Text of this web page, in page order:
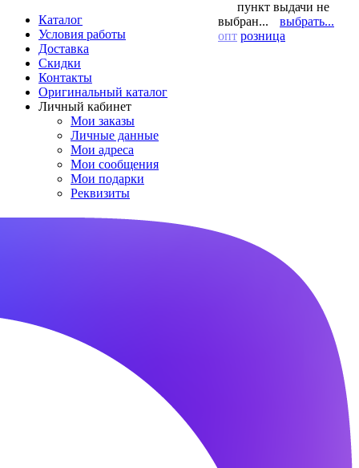
Каталог
Условия работы
Доставка
Скидки
Контакты
Оригинальный каталог
Личный кабинет
Мои заказы
Личные данные
Мои адреса
Мои сообщения
Мои подарки
Реквизиты
пункт выдачи не
выбран...
выбрать...
опт розница